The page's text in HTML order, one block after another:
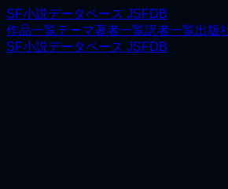
SF小説データベース JSFDB
作品一覧テーマ著者一覧訳者一覧出版
SF小説データベース JSFDB